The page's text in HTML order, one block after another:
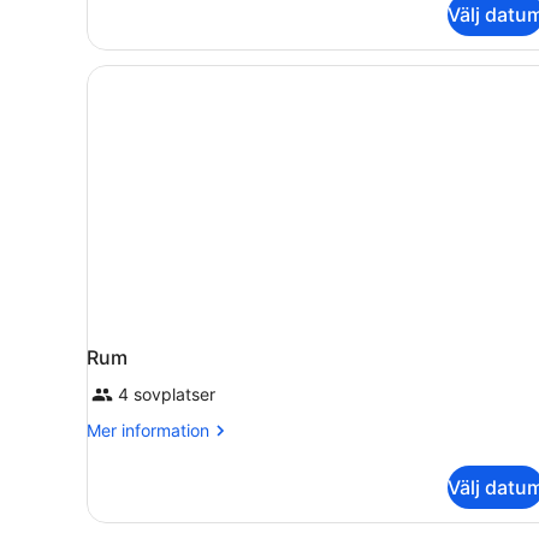
Välj
Rum
4 sovplatser
Mer information
Mer
Välj